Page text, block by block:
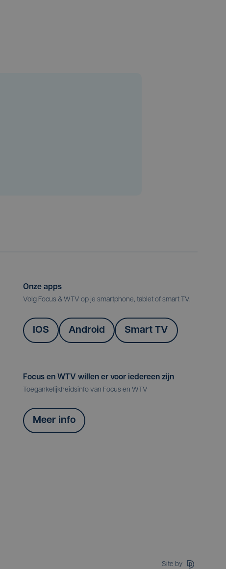
Onze apps
Volg Focus & WTV op je smartphone, tablet of smart TV.
IOS Android Smart TV
Focus en WTV willen er voor iedereen zijn
Toegankelijkheidsinfo van Focus en WTV
Meer info
Site by